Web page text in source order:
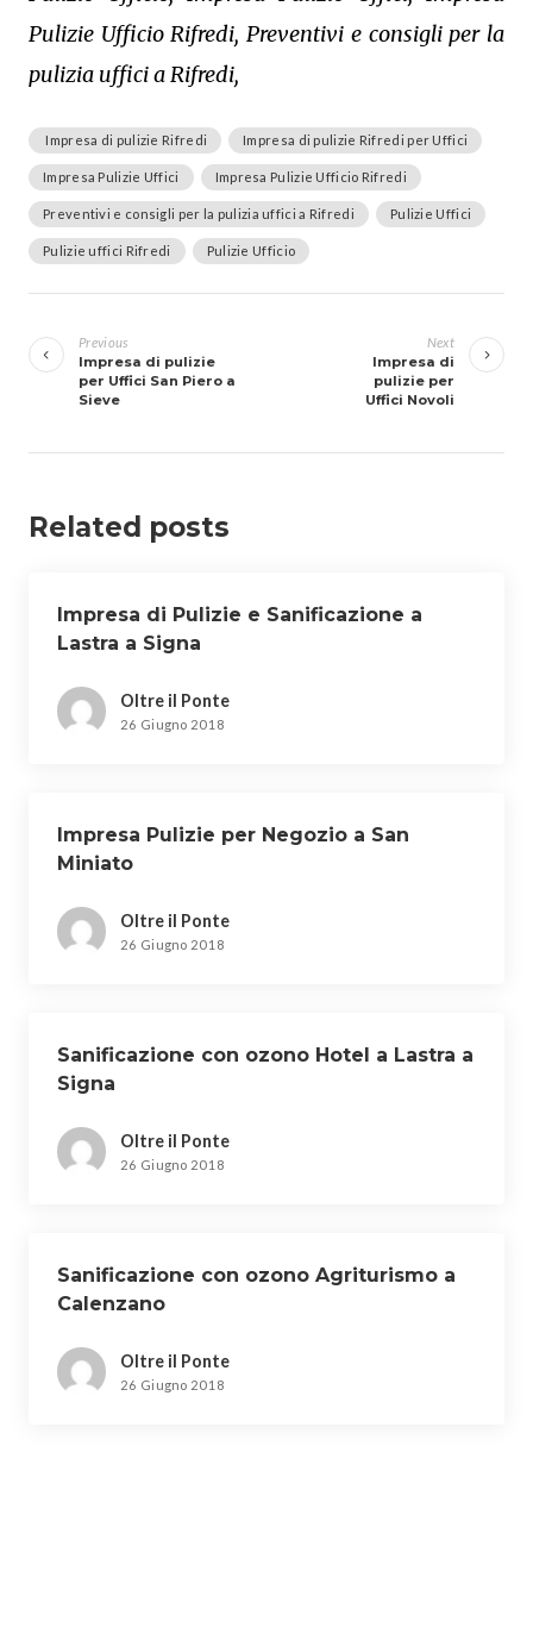
Pulizie Ufficio Rifredi, Preventivi e consigli per la
pulizia uffici a Rifredi,
Impresa di pulizie Rifredi Impresa di pulizie Rifredi per Uffici
Impresa Pulizie Uffici Impresa Pulizie Ufficio Rifredi
Preventivi e consigli per la pulizia uffici a Rifredi Pulizie Uffici
Pulizie uffici Rifredi Pulizie Ufficio
articoli
Previous
Impresa di pulizie
per Uffici San Piero a
Sieve
Next
Impresa di
pulizie per
Uffici Novoli
Related posts
Impresa di Pulizie e Sanificazione a
Lastra a Signa
Oltre il Ponte
26 Giugno 2018
Impresa Pulizie per Negozio a San
Miniato
Oltre il Ponte
26 Giugno 2018
Sanificazione con ozono Hotel a Lastra a
Signa
Oltre il Ponte
26 Giugno 2018
Sanificazione con ozono Agriturismo a
Calenzano
Oltre il Ponte
26 Giugno 2018